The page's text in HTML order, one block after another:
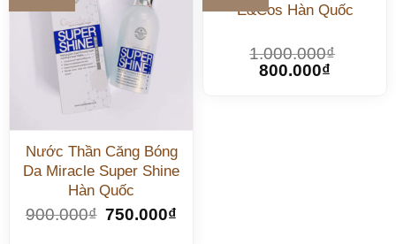
Nước Thần Căng Bóng
Da Miracle Super Shine
Hàn Quốc
900.000₫ 750.000₫
E&Cos Hàn Quốc
1.000.000₫
800.000₫